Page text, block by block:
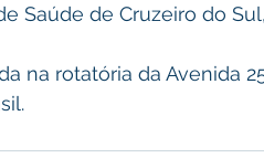
Saúde de Cruzeiro do
na rotatória da Avenida